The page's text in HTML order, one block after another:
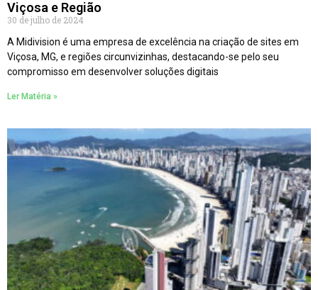
Viçosa e Região
30 de julho de 2024
A Midivision é uma empresa de excelência na criação de sites em
Viçosa, MG, e regiões circunvizinhas, destacando-se pelo seu
compromisso em desenvolver soluções digitais
Ler Matéria »